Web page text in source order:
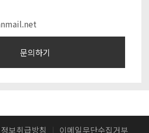
문의하기
보취급방침 이메일무단수집거부